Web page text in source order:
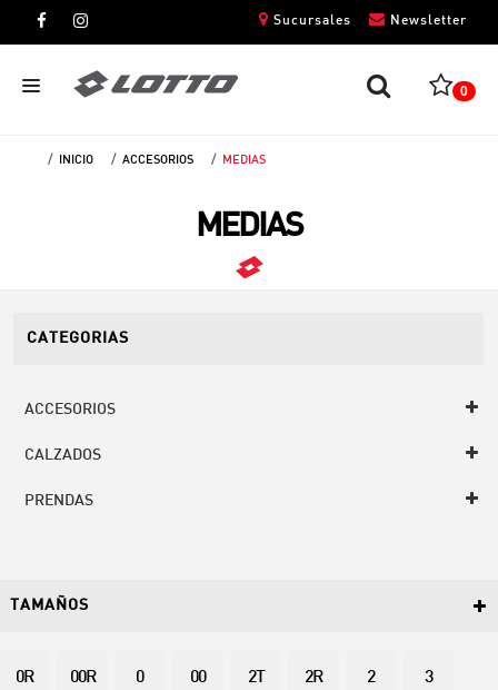
Newsletter
Sucursales
0
INICIO ACCESORIOS MEDIAS
MEDIAS
CATEGORIAS
ACCESORIOS
CALZADOS
PRENDAS
TAMAÑOS
0R 00R 0 00 2T 2R 2 3